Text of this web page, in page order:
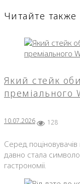
Читайте также
Який стейк
преміального
10.07.2026 128
Серед
давно стала
гастрономії.